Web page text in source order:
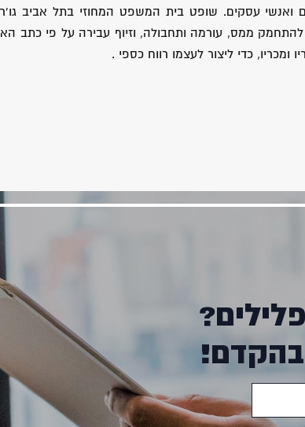
20 מיליון שקלים את חבריו המפורסמים ואנשי עסקים. שופט בית המשפט
ממס, עורמה ותחבולה, וזיוף עבירה על פי כתב
בהקדם!